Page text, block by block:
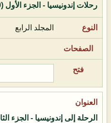
رحلات إندونيسيا - الجزء الأول (1400هـ - 1980م)
المجلد الرابع
الرحلة إلى إندونيسيا - الجزء الثاني (1410هـ -